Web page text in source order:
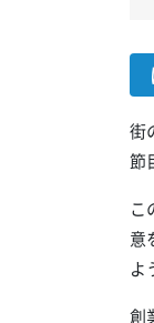
街
節
こ
意
よ
創